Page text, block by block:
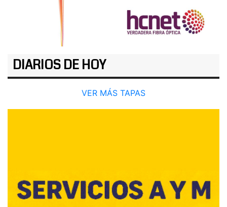
DIARIOS DE HOY
VER MÁS TAPAS